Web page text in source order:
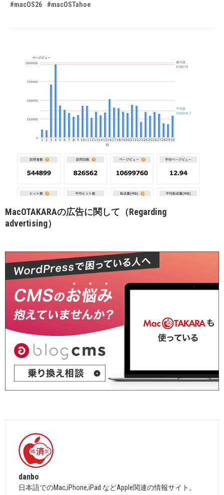
#macOS26 #macOSTahoe
MacOTAKARAの広告に関して（Regarding
advertising）
danbo
日本語でのMac,iPhone,iPad などApple関連の情報サイト。